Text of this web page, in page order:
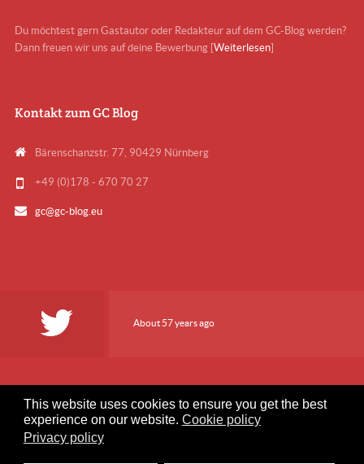
This website uses cookies to ensure you get the best
experience on our website. Cookie policy
Privacy policy
Du möchtest gern Gastautor oder Redakteur auf dem GC-Blog werden?
Dann freuen wir uns auf deine Bewerbung [Weiterlesen]
Kontakt zum GC Blog
Bärenschanzstr. 77, 90429 Nürnberg
+49 (0)178 - 670 70 27
gc@gc-blog.eu
About 57 years ago
User Artikel einreichen Kontaktformular